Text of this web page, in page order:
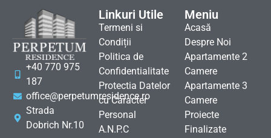
+40 770 975
187
office@perpetumresidence.ro
Strada
Dobrich Nr.10
Linkuri Utile
Termeni si
Condiții
Politica de
Confidentialitate
Protectia Datelor
cu Caracter
Personal
A.N.P.C
Meniu
Acasă
Despre Noi
Apartamente 2
Camere
Apartamente 3
Camere
Proiecte
Finalizate